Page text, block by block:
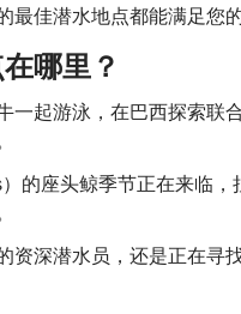
最佳潜水地点都能满足您
哪里？
一起游泳，在巴西探索联
的座头鲸季节正在来临
资深潜水员，还是正在寻